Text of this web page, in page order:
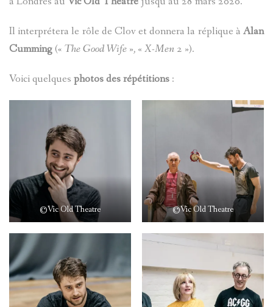
Il interprétera le rôle de Clov et donnera la réplique à Alan
Cumming(« The Good Wife », « X-Men 2 »).
Voici quelques photos des répétitions :
©Vic Old Theatre ©Vic Old Theatre